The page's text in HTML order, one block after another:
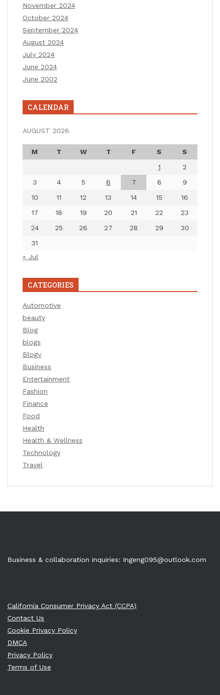
November 2024
October 2024
September 2024
August 2024
July 2024
June 2024
June 2002
CALENDAR
AUGUST 2026
M T W T F S
S
1
2
3
4 5 6 7 8
9
10
11 12 13 14 15
16
17
18 19 20 21 22
23
24
25 26 27 28 29
30
31
« Jul
CATEGORIES
Automotive
beauty
Blog
blogs
Blogv
Business
Entertainment
Fashion
Finance
Food
Health
Health & Wellness
Technology
Travel
Business & collaboration inquiries: Ingeng095@outlook.com
California Consumer Privacy Act (CCPA)
Contact Us
Cookie Privacy Policy
DMCA
Privacy Policy
Terms of Use